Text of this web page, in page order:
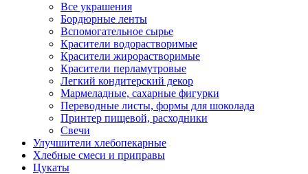
Все украшения
Бордюрные ленты
Вспомогательное сырье
Красители водорастворимые
Красители жирорастворимые
Красители перламутровые
Легкий кондитерский декор
Мармеладные, сахарные фигурки
Переводные листы, формы для шоколада
Принтер пищевой, расходники
Свечи
Улучшители хлебопекарные
Хлебные смеси и приправы
Цукаты